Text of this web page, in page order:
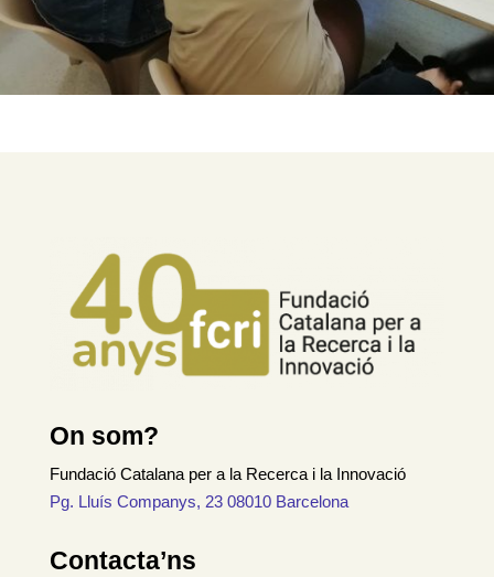
On som?
Fundació Catalana per a la Recerca i la Innovació
Pg. Lluís Companys, 23 08010 Barcelona
Contacta’ns